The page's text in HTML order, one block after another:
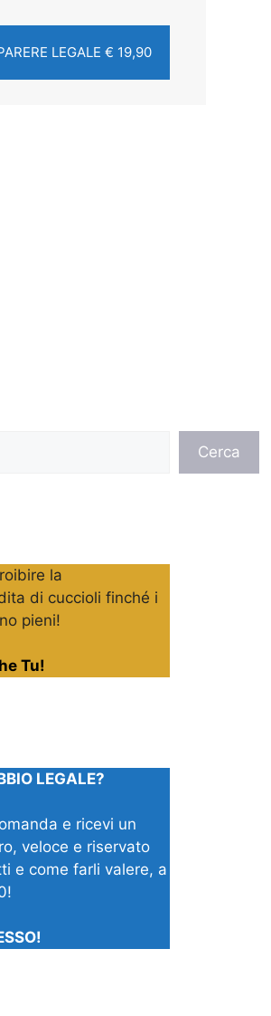
LEGALE € 19,90
Cerca
la
di cuccioli finché i
pieni!
Tu!
LEGALE?
e ricevi un
veloce e riservato
e come farli valere, a